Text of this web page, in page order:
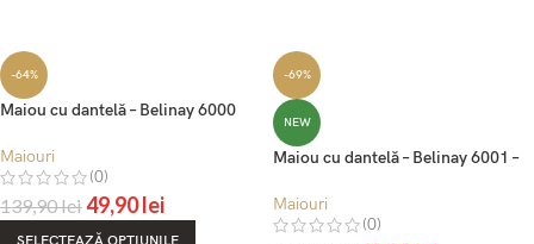
-64%
Maiou cu dantelă – Belinay 6000
Maiouri
(0)
139,90lei49,90lei
-69%
NEW
Maiou cu dantelă – Belinay 6001 –
Maiouri
(0)